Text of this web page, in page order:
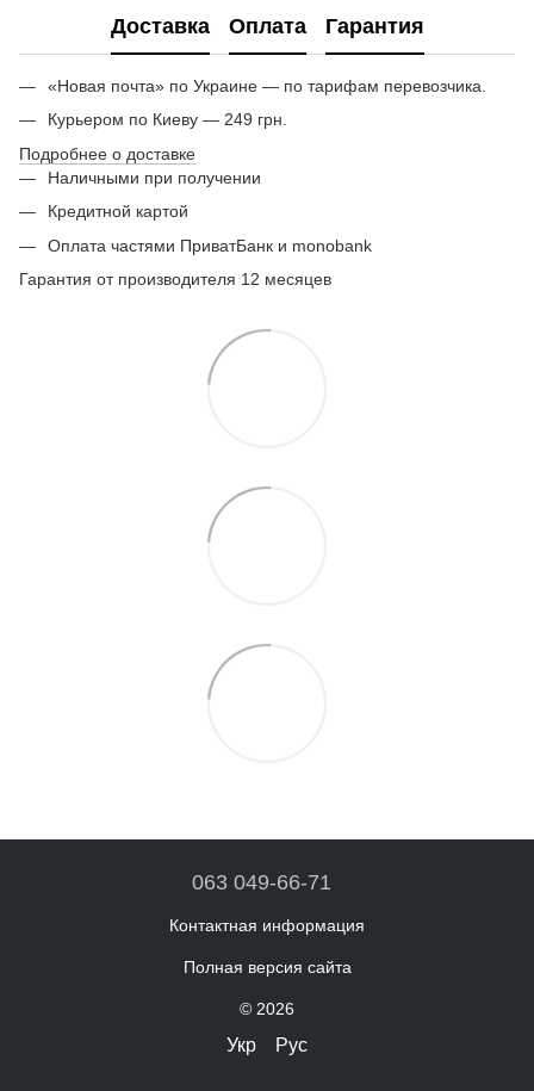
Доставка Оплата Гарантия
«Новая почта» по Украине — по тарифам перевозчика.
Курьером по Киеву — 249 грн.
Подробнее о доставке
Наличными при получении
Кредитной картой
Оплата частями ПриватБанк и monobank
Гарантия от производителя 12 месяцев
063 049-66-71
Контактная информация
Полная версия сайта
© 2026
Укр Рус